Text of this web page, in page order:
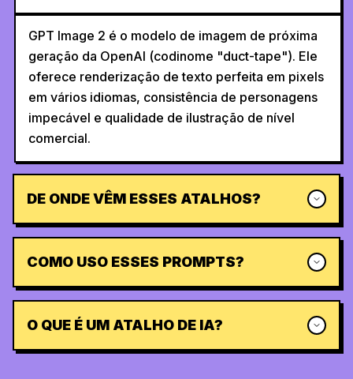
GPT Image 2 é o modelo de imagem de próxima
geração da OpenAI (codinome "duct-tape"). Ele
oferece renderização de texto perfeita em pixels
em vários idiomas, consistência de personagens
impecável e qualidade de ilustração de nível
comercial.
DE ONDE VÊM ESSES ATALHOS?
COMO USO ESSES PROMPTS?
O QUE É UM ATALHO DE IA?